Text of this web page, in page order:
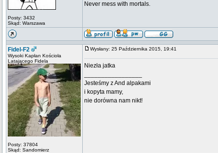
Posty: 3432
Skąd: Warszawa
Never mess with mortals.
Fidel-F2
Wysoki Kapłan Kościoła
Latającego Fidela
Posty: 37804
Skąd: Sandomierz
Wysłany: 25 Października 2015, 19:41
Niezła jatka
Jesteśmy z And alpakami
i kopyta mamy,
nie dorówna nam nikt!